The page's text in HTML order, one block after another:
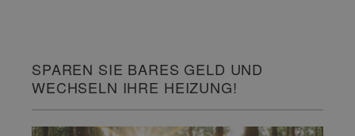
SPAREN SIE BARES GELD UND
WECHSELN IHRE HEIZUNG!